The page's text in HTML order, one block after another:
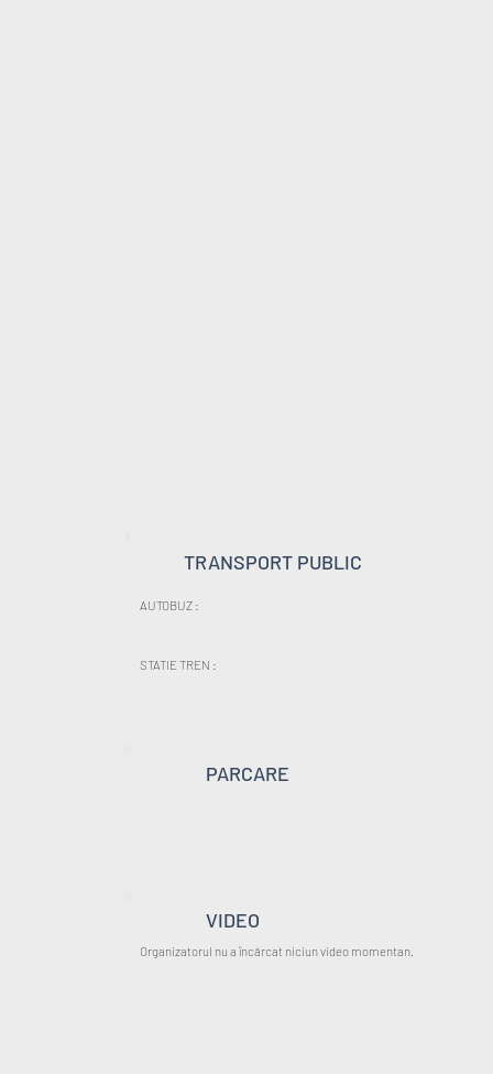
TRANSPORT PUBLIC
AUTOBUZ :
STATIE TREN :
PARCARE
VIDEO
Organizatorul nu a încărcat niciun video momentan.